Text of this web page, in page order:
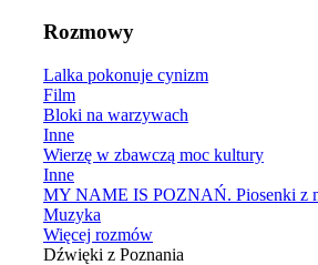
Rozmowy
Lalka pokonuje cynizm
Film
Bloki na warzywach
Inne
Wierzę w zbawczą moc kultury
Inne
MY NAME IS POZNAŃ. Piosenki z
Muzyka
Więcej rozmów
Dźwięki z Poznania